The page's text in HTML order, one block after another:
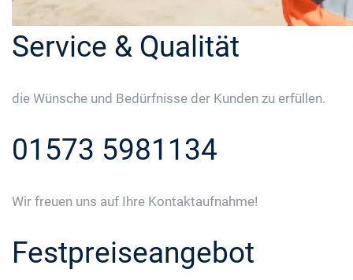
Service & Qualität
die Wünsche und Bedürfnisse der Kunden zu erfüllen.
01573 5981134
Wir freuen uns auf Ihre Kontaktaufnahme!
Festpreiseangebot